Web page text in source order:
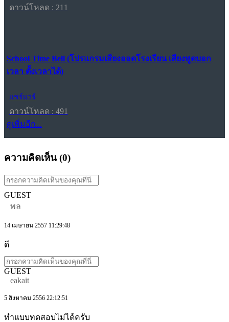
ดาวน์โหลด : 211
School Time Bell (โปรแกรมเสียงออดโรงเรียน เสียงพูดบอก
เวลา ตั้งเวลาได้)
แชร์แวร์
ดาวน์โหลด : 491
ดูเพิ่มอีก...
ความคิดเห็น (0)
GUEST
พล
14 เมษายน 2557 11:29:48
ดี
GUEST
eakait
5 สิงหาคม 2556 22:12:51
ทำแบบทดสอบไม่ได้ครับ